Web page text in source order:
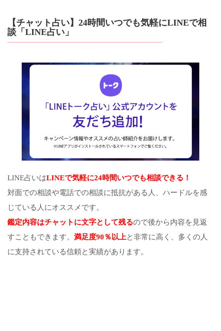
【チャット占い】24時間いつでも気軽にLINEで相
談「LINE占い」
LINE占いはLINEで気軽に24時間いつでも相談できる！
対面での相談や電話での相談に抵抗がある人、ハードルを感
じている人にオススメです。
鑑定内容はチャットに文字として残るので後から内容を見返
すこともできます。 満足度90％以上と非常に高く、多くの人
に支持されている信頼と実績があります。